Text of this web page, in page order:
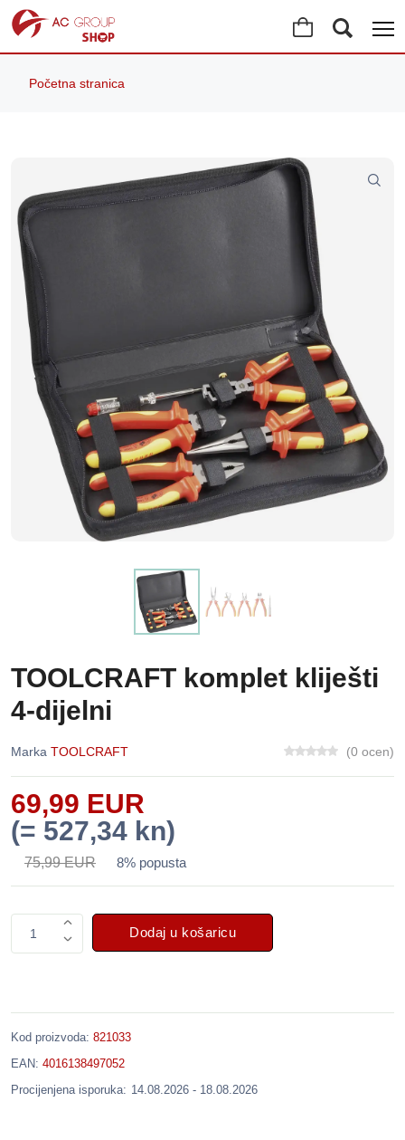
Početna stranica
TOOLCRAFT komplet kliješti
4-dijelni
Marka TOOLCRAFT (0 ocen)
69,99 EUR
(= 527,34 kn)
75,99 EUR 8% popusta
1 Dodaj u košaricu
Kod proizvoda: 821033
EAN: 4016138497052
Procijenjena isporuka: 14.08.2026 - 18.08.2026